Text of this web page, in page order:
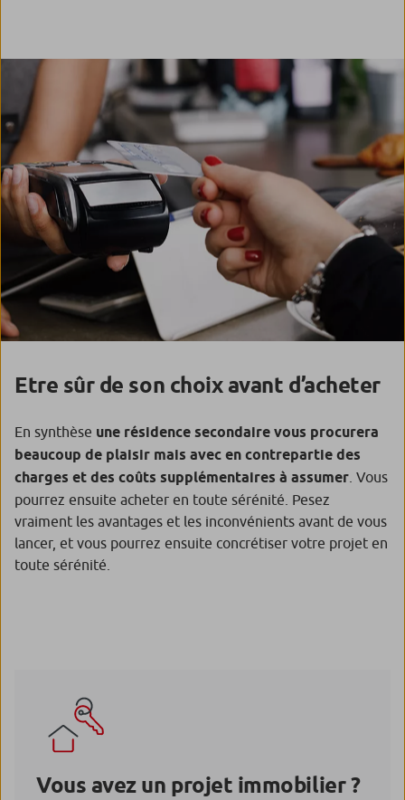
Etre sûr de son choix avant d’acheter
En synthèse une résidence secondaire vous procurera
beaucoup de plaisir mais avec en contrepartie des
charges et des coûts supplémentaires à assumer . Vous
pourrez ensuite acheter en toute sérénité. Pesez
vraiment les avantages et les inconvénients avant de vous
lancer, et vous pourrez ensuite concrétiser votre projet en
toute sérénité.
Vous avez un projet immobilier ?